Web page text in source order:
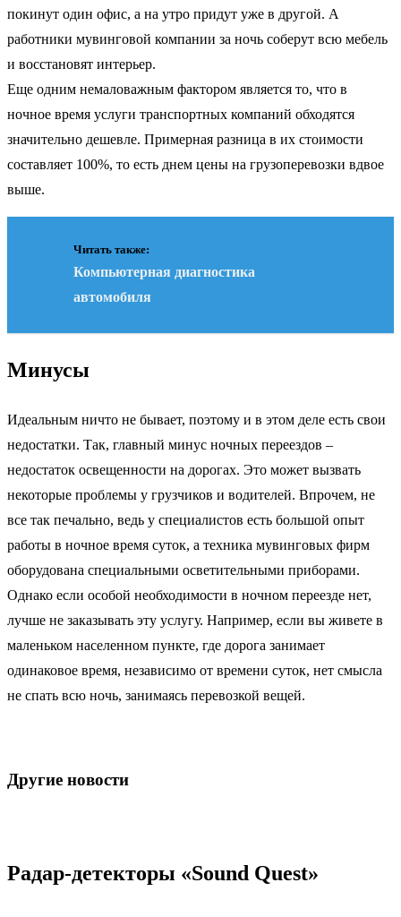
покинут один офис, а на утро придут уже в другой. А
работники мувинговой компании за ночь соберут всю мебель
и восстановят интерьер.
Еще одним немаловажным фактором является то, что в
ночное время услуги транспортных компаний обходятся
значительно дешевле. Примерная разница в их стоимости
составляет 100%, то есть днем цены на грузоперевозки вдвое
выше.
Читать также:
Компьютерная диагностика
автомобиля
Минусы
Идеальным ничто не бывает, поэтому и в этом деле есть свои
недостатки. Так, главный минус ночных переездов –
недостаток освещенности на дорогах. Это может вызвать
некоторые проблемы у грузчиков и водителей. Впрочем, не
все так печально, ведь у специалистов есть большой опыт
работы в ночное время суток, а техника мувинговых фирм
оборудована специальными осветительными приборами.
Однако если особой необходимости в ночном переезде нет,
лучше не заказывать эту услугу. Например, если вы живете в
маленьком населенном пункте, где дорога занимает
одинаковое время, независимо от времени суток, нет смысла
не спать всю ночь, занимаясь перевозкой вещей.
Другие новости
Радар-детекторы «Sound Quest»